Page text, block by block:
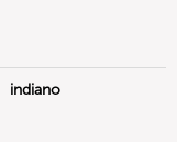
indiano